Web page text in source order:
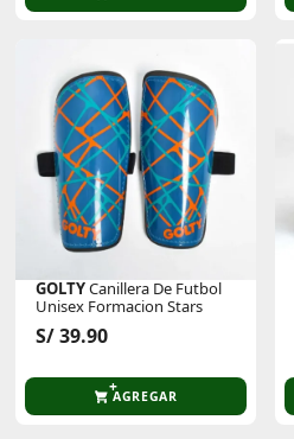
GOLTYCanillera De Futbol
Unisex Formacion Stars
S/ 39.90
AGREGAR